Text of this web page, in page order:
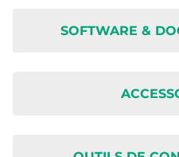
possibles, sans
SOFTWARE &